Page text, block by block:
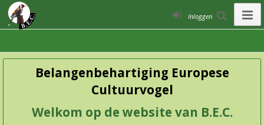
Inloggen
Belangenbehartiging Europese
Cultuurvogel
Welkom op de website van B.E.C.